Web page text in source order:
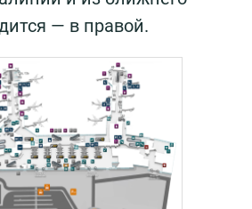
— в правой.